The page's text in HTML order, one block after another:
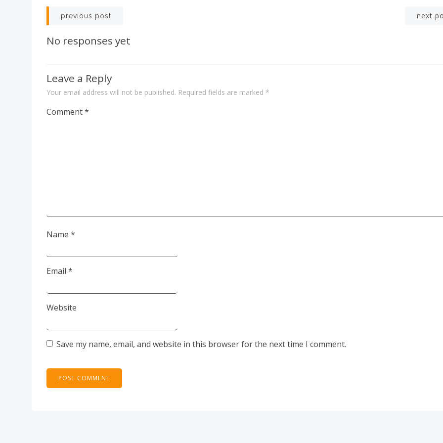
Post
navigation
previous post next
No responses yet
Leave a Reply
Your email address will not be published. Required fields are marked *
Comment*
Name *
Email *
Website
Save my name, email, and website in this browser for the next time I comment.